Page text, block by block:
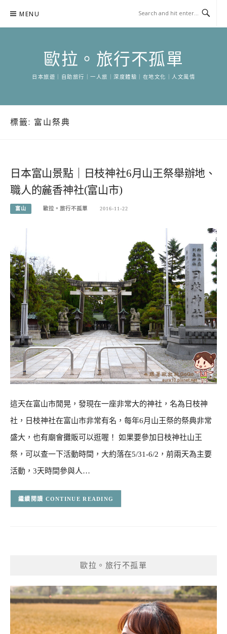
content
MENU
歐拉。旅行不孤單
日本旅遊｜自助旅行｜一人旅｜深度體驗｜在地文化｜人文風情
標籤: 富山祭典
日本富山景點｜日枝神社6月山王祭舉辦地、
職人的麄香神社(富山市)
富山 歐拉。旅行不孤單 2016-11-22
這天在富山市閒晃，發現在一座非常大的神社，名為日枝神
社，日枝神社在富山市非常有名，每年6月山王祭的祭典非常
盛大，也有廟會攤販可以逛喔！ 如果要參加日枝神社山王
祭，可以查一下活動時間，大約落在5/31-6/2，前兩天為主要
活動，3天時間參與人…
CONTINUE READING
歐拉。旅行不孤單